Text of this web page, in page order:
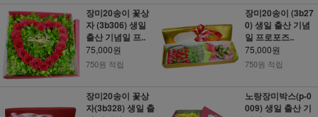
장미20송이 꽃상
자 (3b306) 생일
출산 기념일 프..
75,000원
750원 적립
장미20송이 (3b27
0) 생일 출산 기념
일 프로포즈..
75,000원
750원 적립
장미20송이 꽃상
자(3b328) 생일 출
노랑장미박스(p-0
009) 생일 출산 기